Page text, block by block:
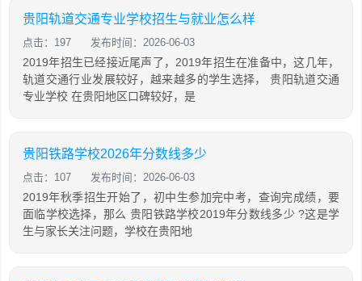
贵阳轨道交通专业学校招生与就业怎么样
点击：197 发布时间：2026-06-03
2019年招生已经接近尾声了，2019年招生在准备中，这几年，
轨道交通行业发展较好，越来越多的学生选择， 贵阳轨道交通
专业学校 在贵阳地区口碑较好，是
贵阳铁路学校2026年分数线多少
点击：107 发布时间：2026-06-03
2019年秋季招生开始了，初中生参加完中考，查询完成绩，要
面临学校选择，那么 贵阳铁路学校2019年分数线多少 ?这是学
生与家长关注问题，学校在贵阳地